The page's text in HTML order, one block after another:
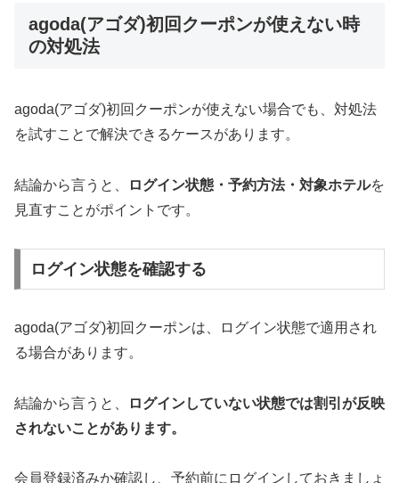
agoda(アゴダ)初回クーポンが使えない時
の対処法
agoda(アゴダ)初回クーポンが使えない場合でも、対処法
を試すことで解決できるケースがあります。
結論から言うと、 ログイン状態・予約方法・対象ホテルを
見直すことがポイントです。
ログイン状態を確認する
agoda(アゴダ)初回クーポンは、ログイン状態で適用され
る場合があります。
結論から言うと、
ログインしていない状態では割引が反映
されないことがあります。
会員登録済みか確認し、予約前にログインしておきましょ